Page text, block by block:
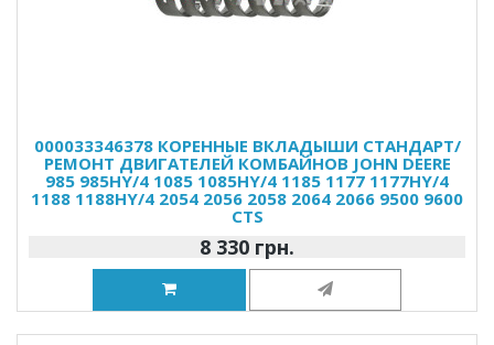
000033346378 КОРЕННЫЕ ВКЛАДЫШИ СТАНДАРТ/
РЕМОНТ ДВИГАТЕЛЕЙ КОМБАЙНОВ JOHN DEERE
985 985HY/4 1085 1085HY/4 1185 1177 1177HY/4
1188 1188HY/4 2054 2056 2058 2064 2066 9500 9600
CTS
8 330 грн.